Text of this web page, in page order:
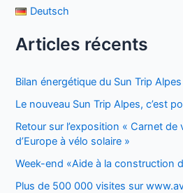
Deutsch
Articles récents
Bilan énergétique du Sun Trip
Le nouveau Sun Trip Alpes, c’est
Retour sur l’exposition « Carnet de
d’Europe à vélo solaire »
Week-end «Aide à la construction
Plus de 500 000 visites sur